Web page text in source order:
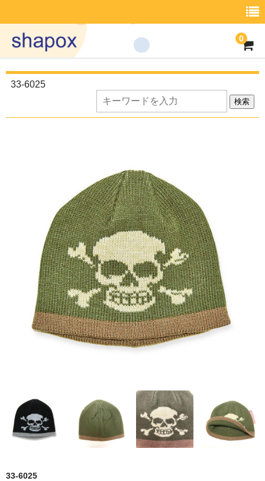
0
商品一覧
お問い合わせ
商品一覧
ＨＯＭＥ
33-6025
検索
33-6025